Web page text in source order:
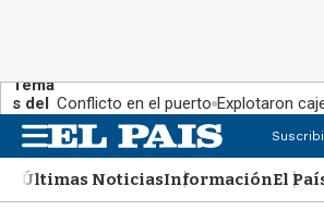
Tema
s del
día:
Conflicto en el puerto Explotaron
n
uÚltimas NoticiasInformaciónEl